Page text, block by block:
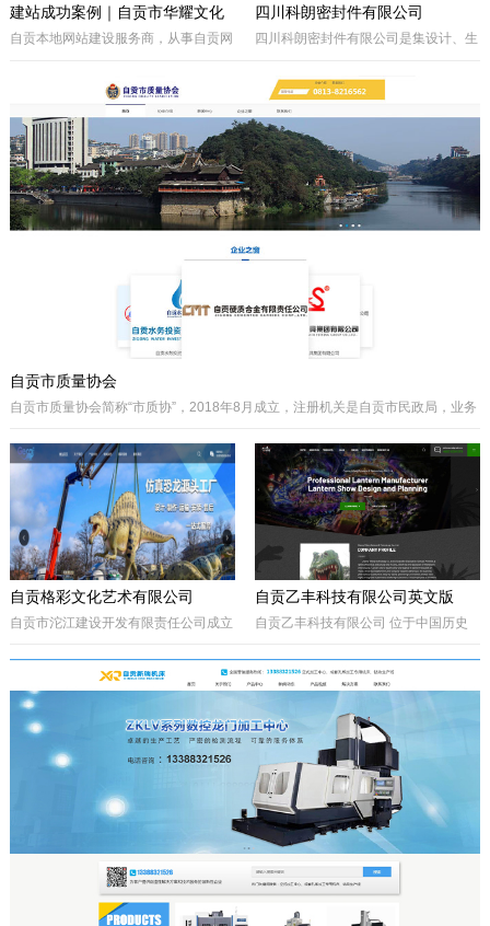
建站成功案例｜自贡市华耀文化
艺术有限公司官网定制开发项目
自贡本地网站建设服务商，从事自贡网
发，本次完成自贡市华耀文化艺术有限
公司官网定制搭建，包含品牌展示、案
例展示、在线询盘功能，搭配全套基础
SEO优化。
四川科朗密封件有限公司
四川科朗密封件有限公司是集设计、生
于电力、氧化铝、矿山、石油石化、钢
铁等行业所需的机械密封件及其配件、
密封件的生产制造；因公司业务发展需
要，成立的四川科朗环保设备有限公司
主要经营泵阀及其配件、硬质合金制品
类产品、耐磨材料类配件，承接用户非
标件设计和定制。
自贡市质量协会
自贡市质量协会简称“市质协”，2018年8月成立，注册机关是自贡市民政局，业务
协会之一，历届会长由主管经济工作的副市长担任，是自贡市市场监督管理局领
导下的全市性质量组织，是我市传播国内外先进质量管理方法、助推质量事业发
展的中坚力量。是联系广大企业和质量工作者的纽带。
自贡乙丰科技有限公司英文版
自贡乙丰科技有限公司 位于中国历史
城”、“千年盐都”美誉的四川省自贡市。
公司自成立以来秉承质量第一、诚信为
本、开拓创兴的经营理念为宗旨，取得
了国内外客户的高度认可。公司拥有优
秀的策划设计团队、实战经验丰富的施
工队伍、科学的管理模式，秉承着创新
的理念、先进的技术、严格的施工管
理、热诚服务的态度为客户创造更大的
自贡格彩文化艺术有限公司
自贡市沱江建设开发有限责任公司成立
于自贡市高新区金泽华府旁，注册资本
10000万元，由自贡市城市建设投资开
发集团有限公司、自贡市鸿宇实业有限
公司、自贡市大安区汇安国有资本投资
运营集团有限公司、自贡市宇盛投资有
限公司等四个国有公司出资组建，市城
投集团控股。公司经营范围是沱江航电
镇、新农村和现代农业建设、移民安置
服务，基础设施及岸线生态建设，河道